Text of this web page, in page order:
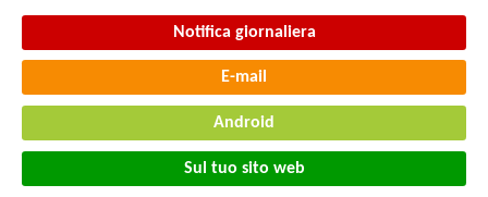
Notifica giornaliera
E-mail
Android
Sul tuo sito web